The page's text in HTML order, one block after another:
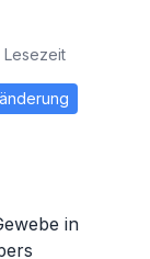
Lesezeit
in